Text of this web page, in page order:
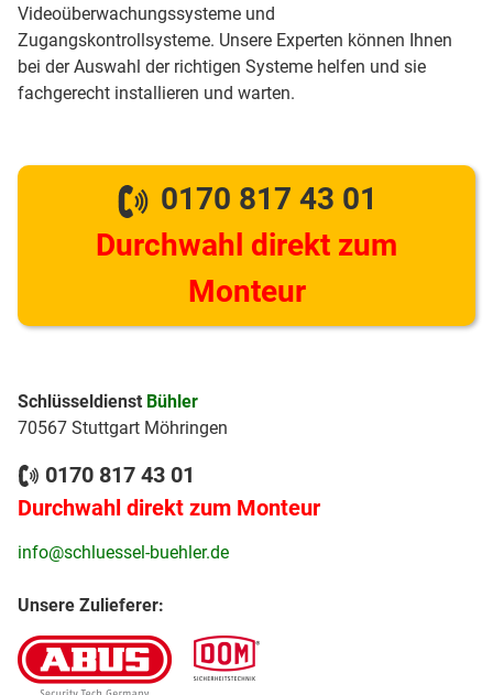
Videoüberwachungssysteme und
Zugangskontrollsysteme. Unsere Experten können Ihnen
bei der Auswahl der richtigen Systeme helfen und sie
fachgerecht installieren und warten.
0170 817 43 01
Durchwahl direkt zum
Monteur
Schlüsseldienst Bühler
70567 Stuttgart Möhringen
0170 817 43 01
Durchwahl direkt zum Monteur
info@schluessel-buehler.de
Unsere Zulieferer: